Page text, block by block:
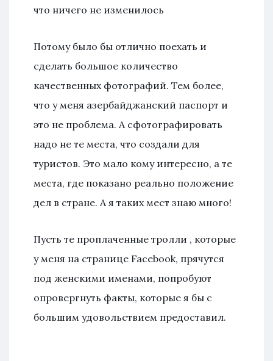
что ничего не изменилось
Потому было бы отлично поехать и
сделать большое количество
качественных фотографий. Тем более,
что у меня азербайджанский паспорт и
это не проблема. А сфотографировать
надо не те места, что создали для
туристов. Это мало кому интересно, а те
места, где показано реально положение
дел в стране. А я таких мест знаю много!
Пусть те проплаченные тролли , которые
у меня на странице Facebook, прячутся
под женскими именами, попробуют
опровергнуть факты, которые я бы с
большим удовольствием предоставил.